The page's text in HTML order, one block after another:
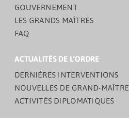
GOUVERNEMENT
LES GRANDS MAÎTRES
FAQ
ACTUALITÉS DE L’ORDRE
DERNIÈRES INTERVENTIONS
NOUVELLES DE GRAND-MAÎTRE
ACTIVITÉS DIPLOMATIQUES